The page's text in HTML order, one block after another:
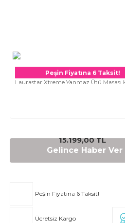
Peşin Fiyatına 6 Taksit!
Laurastar Xtreme Yanmaz Ütü Masası
15.199,00 TL
Gelince Haber Ver
Peşin Fiyatına 6 Taksit!
Ücretsiz Kargo